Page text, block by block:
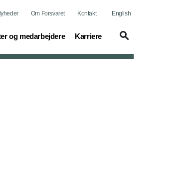
Om Forsvaret Kontakt English
og medarbejdere Karriere
(current)